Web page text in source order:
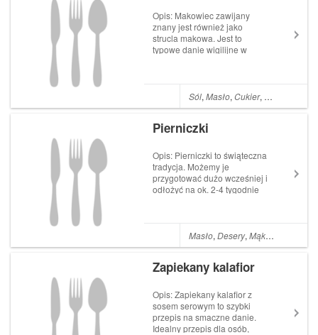
Opis: Makowiec zawijany
znany jest również jako
strucla makowa. Jest to
typowe danie wigilijne w
miał zapewniać szczęście.
Jest to ciasto mięciutkie,
Sól,Masło,Cukier, Mleko
Pierniczki
Opis: Pierniczki to świąteczna
tradycja. Możemy je
przygotować dużo wcześniej i
odłożyć na ok. 2-4 tygodnie
Idealnie nadają się jako
ozdoby choinkowe. Pierniczki
Masło,Desery,Mąka ,
Zapiekany kalafior
Opis: Zapiekany kalafior z
sosem serowym to szybki
przepis na smaczne danie.
Idealny przepis dla osób,